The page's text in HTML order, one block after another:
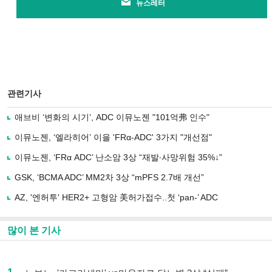
뉴스레터
관련기사
애브비 ‘변화의 시기’, ADC 이뮤노젠 "101억弗 인수"
이뮤노젠, ‘엘라히어’ 이을 'FRα-ADC' 3가지 "개선점"
이뮤노젠, ‘FRα ADC’ 난소암 3상 “재발∙사망위험 35%↓”
GSK, ‘BCMA ADC’ MM2차 3상 “mPFS 2.7배 개선”
AZ, '엔허투' HER2+ 고형암 美허가접수..첫 ‘pan-’ ADC
많이 본 기사